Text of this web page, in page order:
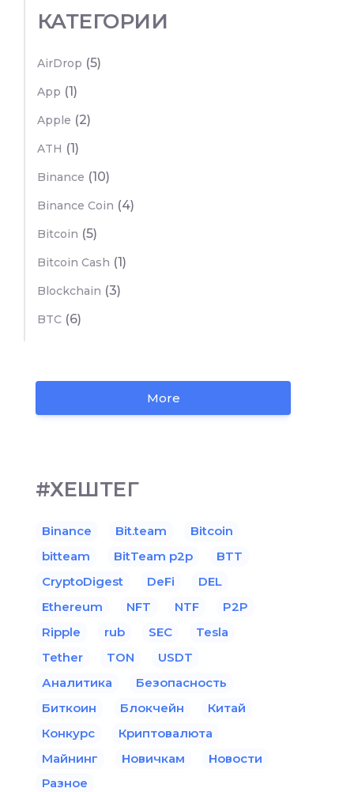
КАТЕГОРИИ
AirDrop (5)
App (1)
Apple (2)
ATH (1)
Binance (10)
Binance Coin (4)
Bitcoin (5)
Bitcoin Cash (1)
Blockchain (3)
BTC (6)
More
#ХЕШТЕГ
Binance Bit.team
Bitcoin
bitteam
BitTeam p2p
BTT
CryptoDigest
DeFi
DEL
Ethereum
NFT NTF
P2P
Ripple
rub SEC
Tesla
Tether
TON
USDT
Аналитика
Безопасность
Биткоин
Блокчейн
Китай
Конкурс
Криптовалюта
Майнинг
Новичкам
Новости
Разное